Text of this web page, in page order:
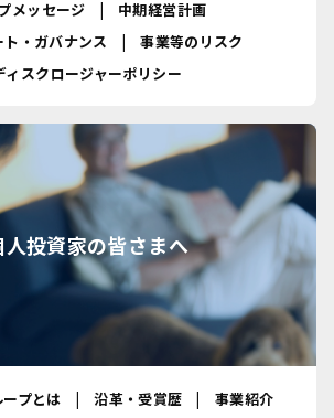
メッセージ
中期経営計画
・ガバナンス
事業等のリスク
ィスクロージャーポリシー
人投資家の皆さまへ
プとは 沿革・受賞歴
事業紹介